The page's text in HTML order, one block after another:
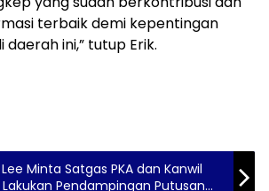
terbaik demi kepentingan
ini,” tutup Erik.
Minta Satgas PKA dan Kanwil
Lakukan Pendampingan Putusan